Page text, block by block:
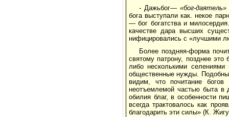
- Дажьбог— «бог-даятель»
бога выступали как. некое
— бог богатства и
качестве дара высших
нифицировались с «лучшими
Более поздняя-форма
святому патрону, позднее
либо несколькими
общественные нужды.
видим, что почитание богов
неотъемле­мой частью быта в
обилия благ, в особеннос­ти
всегда трактовалось как
благодарить эти силы» (К.